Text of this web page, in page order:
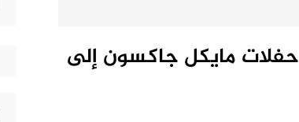
مايكل جاكسون إلى